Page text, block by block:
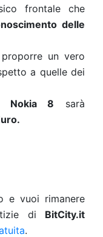
frontale che
delle
un vero
a quelle dei
Nokia 8 sarà
e vuoi rimanere
di BitCity.it
.